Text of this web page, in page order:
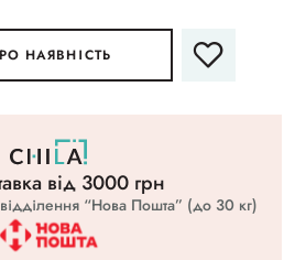
НАЯВНІСТЬ
вiд 3000 грн
“Нова Пошта” (до 30 кг)